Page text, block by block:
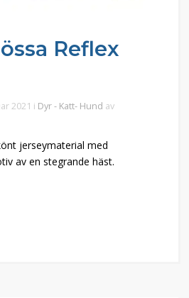
Reflex
2021 i Dyr - Katt- Hund av
jerseymaterial med
av en stegrande häst.